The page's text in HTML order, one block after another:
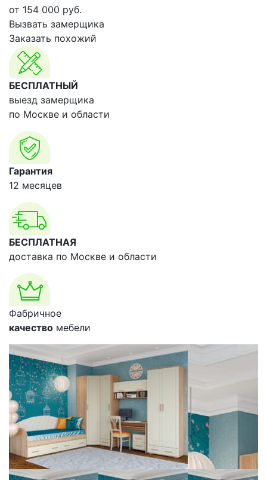
от 154 000 руб.
Вызвать замерщика
Заказать похожий
БЕСПЛАТНЫЙ
выезд замерщика
по Москве и области
Гарантия
12 месяцев
БЕСПЛАТНАЯ
доставка по Москве и области
Фабричное
качество мебели